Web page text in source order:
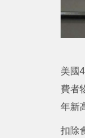
美國
費者
年新
扣除